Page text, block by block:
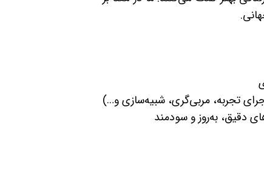
تجربه، مربی‌گری، شبیه‌سازی و…)
دقیق، به‌روز و سودمند